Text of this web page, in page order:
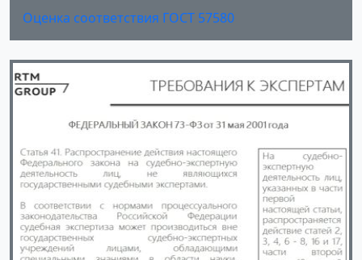
Оценка соответствия ГОСТ 57580